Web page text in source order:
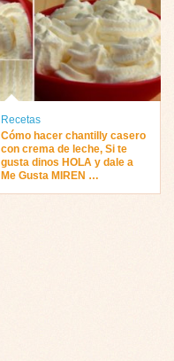
Recetas
Cómo hacer chantilly casero
con crema de leche, Si te
gusta dinos HOLA y dale a
Me Gusta MIREN …